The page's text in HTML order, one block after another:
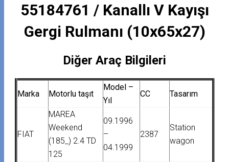
55184761 / Kanallı V Kayışı
Gergi Rulmanı (10x65x27)
Diğer Araç Bilgileri
Marka Motorlu taşıt
Model –
Yıl
CC Tasarım
FIAT
MAREA
Weekend
(185_) 2.4 TD
125
09.1996
–
04.1999
2387
Station
wagon